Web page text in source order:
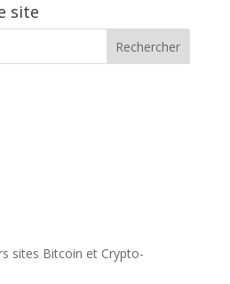
site
sites Bitcoin et Crypto-